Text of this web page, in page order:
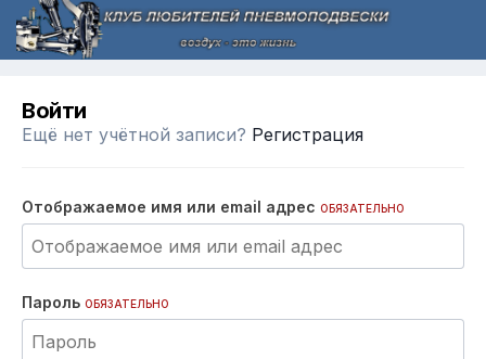
Войти
Ещё нет учётной записи? Регистрация
Отображаемое имя или email адрес ОБЯЗАТЕЛЬНО
Пароль ОБЯЗАТЕЛЬНО